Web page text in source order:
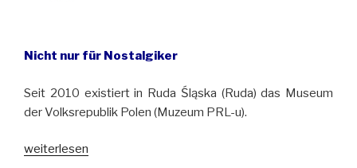
Nicht nur für Nostalgiker
Seit 2010 existiert in Ruda Śląska (Ruda) das Museum
der Volksrepublik Polen (Muzeum PRL-u).
„Untypische
weiterlesen